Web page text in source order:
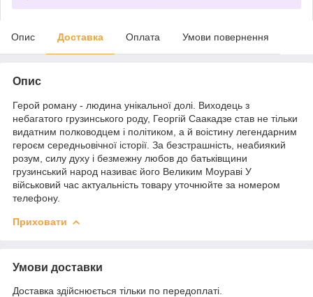
Опис Доставка Оплата Умови повернення
Опис
Герой роману - людина унікальної долі. Виходець з
небагатого грузинського роду, Георгій Саакадзе став не тільки
видатним полководцем і політиком, а й воістину легендарним
героєм середньовічної історії. За безстрашність, неабиякий
розум, силу духу і безмежну любов до батьківщини
грузинський народ називає його Великим Моураві У
військовий час актуальність товару уточнюйте за номером
телефону.
Приховати
Умови доставки
Доставка здійснюється тільки по передоплаті.